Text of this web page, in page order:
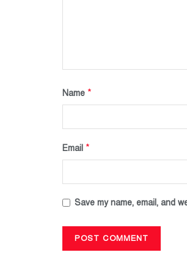
Name *
Email *
Save my name, email, and